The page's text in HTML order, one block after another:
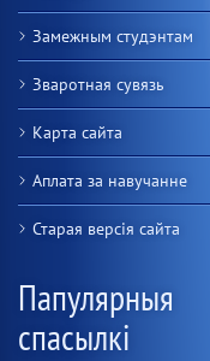
Замежным студэнтам
Зваротная сувязь
Карта сайта
Аплата за навучанне
Старая версiя сайта
Папулярныя
спасылкі